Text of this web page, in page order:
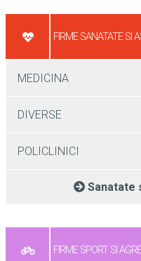
FIRME SANATATE SI
MEDICINA
DIVERSE
POLICLINICI
Sanatate
FIRME SPORT SI